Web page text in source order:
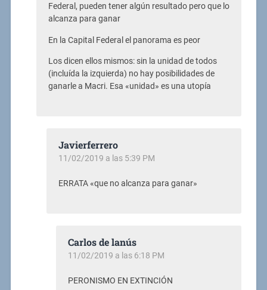
Federal, pueden tener algún resultado pero que lo
alcanza para ganar
En la Capital Federal el panorama es peor
Los dicen ellos mismos: sin la unidad de todos
(incluída la izquierda) no hay posibilidades de
ganarle a Macri. Esa «unidad» es una utopía
Javierferrero
11/02/2019 a las 5:39 PM
ERRATA «que no alcanza para ganar»
Carlos de lanús
11/02/2019 a las 6:18 PM
PERONISMO EN EXTINCIÓN